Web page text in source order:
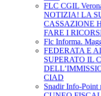
FLC CGIL
NOTIZIA! LA
CASSAZIONE
FARE I
Flc Informa.
FEDERATA E
SUPERATO IL
CIAD
Snadir Info-